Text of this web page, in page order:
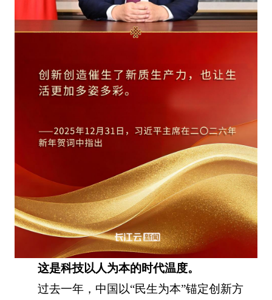
这是科技以人为本的时代温度。
过去一年，中国以“民生为本”锚定创新方